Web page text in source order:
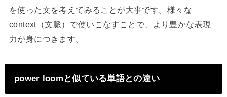
を使った文を考えてみることが大事です。様々な
context（文脈）で使いこなすことで、より豊かな表現
力が身につきます。
power loomと似ている単語との違い